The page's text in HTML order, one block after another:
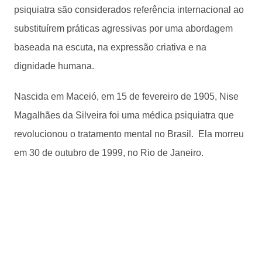
psiquiatra são considerados referência internacional ao
substituírem práticas agressivas por uma abordagem
baseada na escuta, na expressão criativa e na
dignidade humana.
Nascida em Maceió, em 15 de fevereiro de 1905, Nise
Magalhães da Silveira foi uma médica psiquiatra que
revolucionou o tratamento mental no Brasil. Ela morreu
em 30 de outubro de 1999, no Rio de Janeiro.